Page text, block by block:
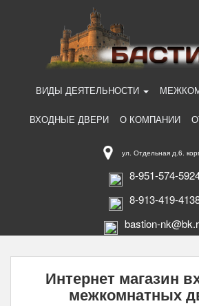
ВИДЫ ДЕЯТЕЛЬНОСТИ
ВХОДНЫЕ ДВЕРИ О КОМПАНИИ
ул. Отдельная д.6.
8-951-574-
8-913-419-
bastion-
Интернет магазин
межкомнатных